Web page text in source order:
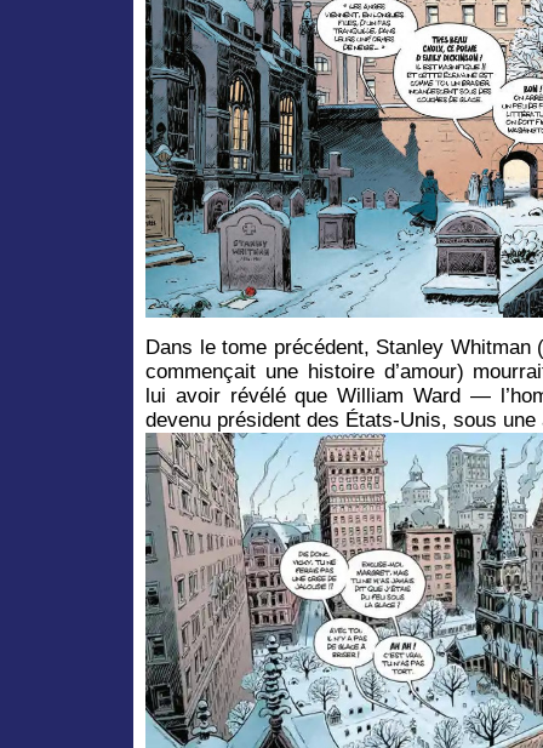
Dans le tome précédent, Stanley Whitman
commençait une histoire d’amour)
lui avoir révélé que William Ward —
devenu président des États-Unis, sous une